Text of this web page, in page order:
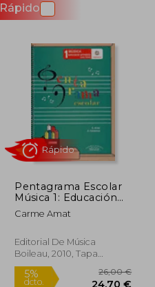
Rápido
Pentagrama Escolar
Música 1: Educación
Primaria. Ciclo Inicial
Carme Amat
Editorial De Música
Boileau, 2010, Tapa
Blanda, Nuevo